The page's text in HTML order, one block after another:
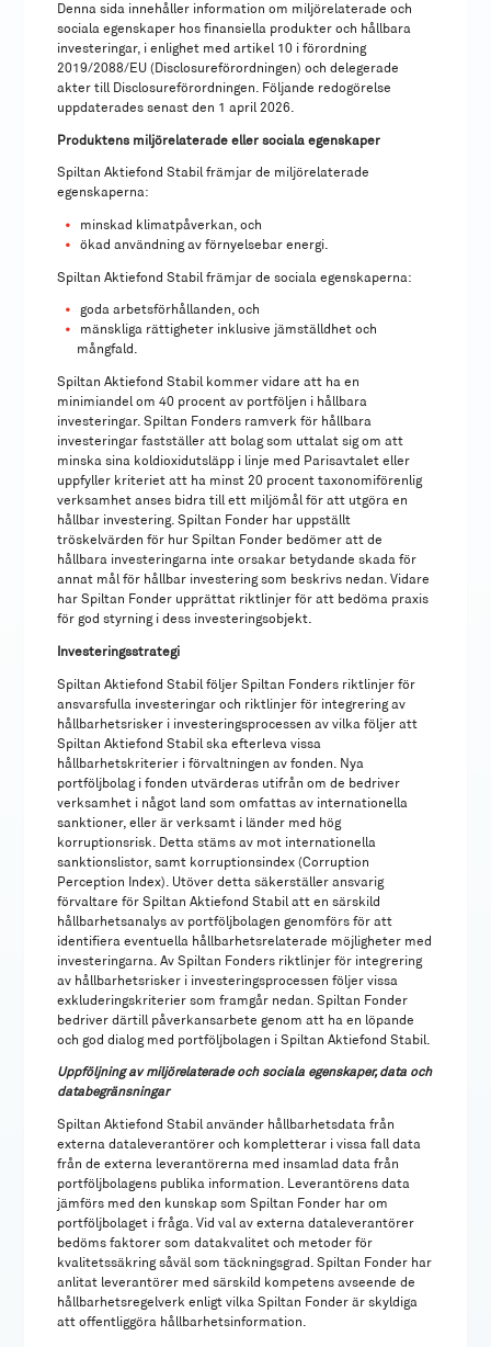
Denna sida innehåller information om miljörelaterade och
sociala egenskaper hos finansiella produkter och hållbara
investeringar, i enlighet med artikel 10 i förordning
2019/2088/EU (Disclosureförordningen) och delegerade
akter till Disclosureförordningen. Följande redogörelse
uppdaterades senast den 1 april 2026.
Produktens miljörelaterade eller sociala egenskaper
Spiltan Aktiefond Stabil främjar de miljörelaterade
egenskaperna:
minskad klimatpåverkan, och
ökad användning av förnyelsebar energi.
Spiltan Aktiefond Stabil främjar de sociala egenskaperna:
goda arbetsförhållanden, och
mänskliga rättigheter inklusive jämställdhet och
mångfald.
Spiltan Aktiefond Stabil kommer vidare att ha en
minimiandel om 40 procent av portföljen i hållbara
investeringar. Spiltan Fonders ramverk för hållbara
investeringar fastställer att bolag som uttalat sig om att
minska sina koldioxidutsläpp i linje med Parisavtalet eller
uppfyller kriteriet att ha minst 20 procent taxonomiförenlig
verksamhet anses bidra till ett miljömål för att utgöra en
hållbar investering. Spiltan Fonder har uppställt
tröskelvärden för hur Spiltan Fonder bedömer att de
hållbara investeringarna inte orsakar betydande skada för
annat mål för hållbar investering som beskrivs nedan. Vidare
har Spiltan Fonder upprättat riktlinjer för att bedöma praxis
för god styrning i dess investeringsobjekt.
Investeringsstrategi
Spiltan Aktiefond Stabil följer Spiltan Fonders riktlinjer för
ansvarsfulla investeringar och riktlinjer för integrering av
hållbarhetsrisker i investeringsprocessen av vilka följer att
Spiltan Aktiefond Stabil ska efterleva vissa
hållbarhetskriterier i förvaltningen av fonden. Nya
portföljbolag i fonden utvärderas utifrån om de bedriver
verksamhet i något land som omfattas av internationella
sanktioner, eller är verksamt i länder med hög
korruptionsrisk. Detta stäms av mot internationella
sanktionslistor, samt korruptionsindex (Corruption
Perception Index). Utöver detta säkerställer ansvarig
förvaltare för Spiltan Aktiefond Stabil att en särskild
hållbarhetsanalys av portföljbolagen genomförs för att
identifiera eventuella hållbarhetsrelaterade möjligheter med
investeringarna. Av Spiltan Fonders riktlinjer för integrering
av hållbarhetsrisker i investeringsprocessen följer vissa
exkluderingskriterier som framgår nedan. Spiltan Fonder
bedriver därtill påverkansarbete genom att ha en löpande
och god dialog med portföljbolagen i Spiltan Aktiefond Stabil.
Uppföljning av miljörelaterade och sociala egenskaper, data och
databegränsningar
Spiltan Aktiefond Stabil använder hållbarhetsdata från
externa dataleverantörer och kompletterar i vissa fall data
från de externa leverantörerna med insamlad data från
portföljbolagens publika information. Leverantörens data
jämförs med den kunskap som Spiltan Fonder har om
portföljbolaget i fråga. Vid val av externa dataleverantörer
bedöms faktorer som datakvalitet och metoder för
kvalitetssäkring såväl som täckningsgrad. Spiltan Fonder har
anlitat leverantörer med särskild kompetens avseende de
hållbarhetsregelverk enligt vilka Spiltan Fonder är skyldiga
att offentliggöra hållbarhetsinformation.